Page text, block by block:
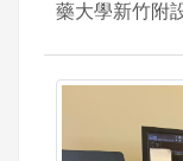
藥大學新竹附
力，經核磁共
肌腱薄、撕裂
經醫病溝通，